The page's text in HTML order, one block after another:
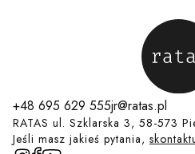
+48 695 629 555jr@ratas.pl
RATAS ul. Szklarska 3, 58-573
Jeśli masz jakieś pytania,